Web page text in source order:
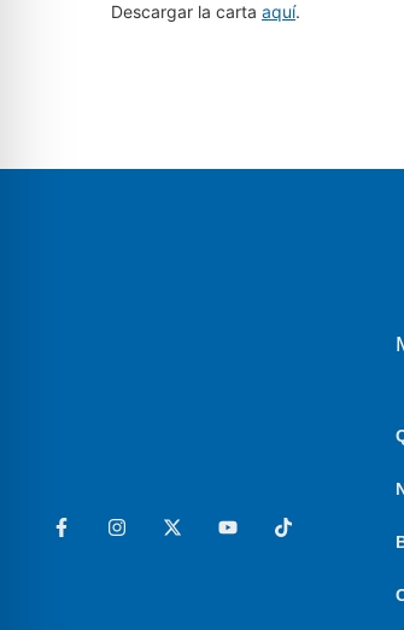
Descargar la carta aquí.